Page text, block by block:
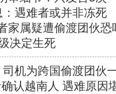
遇难者或并非冻死
家属疑遭偷渡团伙恐
决定生死
机为跨国偷渡团伙
认越南人 遇难原因